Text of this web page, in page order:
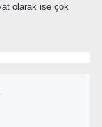
olarak ise çok